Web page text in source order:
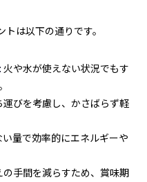
は以下の通りです。
: 火や水が使えない状況でもす
運びを考慮し、かさばらず軽
い量で効率的にエネルギーや
の手間を減らすため、賞味期